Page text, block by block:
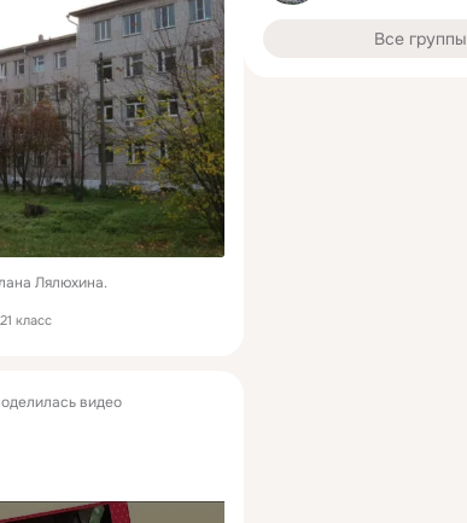
Лялюхина.
класс
видео
Все группы